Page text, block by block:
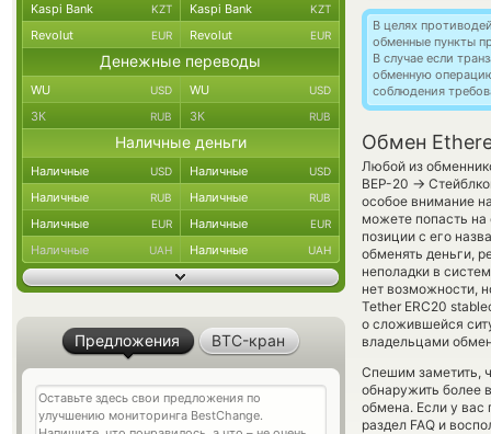
В целях
обменные пункты
В случае если
обменную
соблюдения
Обмен
Любой из
BEP-20 →
особое внимание
можете попасть
позиции с его
обменять деньги,
неполадки в
нет возможности,
Tether ERC20
о сложившейся
владельцами
Спешим заметить,
обнаружить более
обмена. Если у вас
раздел FAQ и
Kaspi Bank KZT Kaspi Bank KZT
Revolut EUR Revolut EUR
Денежные переводы
WU USD WU USD
ЗК RUB ЗК RUB
Наличные деньги
Наличные USD Наличные USD
Наличные RUB Наличные RUB
Наличные EUR Наличные EUR
Наличные UAH Наличные UAH
Предложения BTC-кран